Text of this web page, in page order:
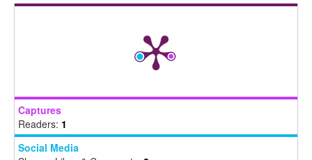
Captures
Readers: 1
Social Media